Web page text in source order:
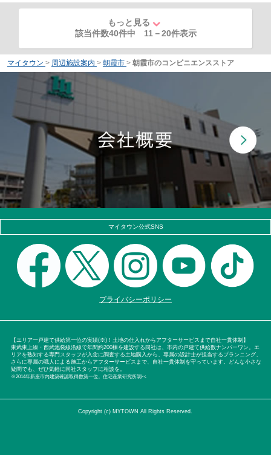
もっと見る
該当件数40件中 11 －20件表示
マイタウン > 周辺施設案内 > 朝霞市 > 朝霞市のコンビニエンスストア
マイタウン公式SNS
プライバシーポリシー
【エリア一戸建て供給第一位の実績(※)！土地の仕入れからアフターサービスまで自社一貫体制】
東武東上線・西武池袋線沿線で年間約200棟を建設する同社は、市内の戸建て供給数ナンバーワン。エ
リアを熟知する専門スタッフが入念に調査する土地購入から、専属の設計士が担当するプランニング、
さらに専属の職人による施工からアフターサービスまで、自社一貫体制を守っています。どんな小さな
疑問でも、ぜひ気軽に同社スタッフに相談を。
※2014年新座市内建築確認取得数第一位。住宅産業研究所調べ
Copyright (c) MYTOWN All Rights Reserved.